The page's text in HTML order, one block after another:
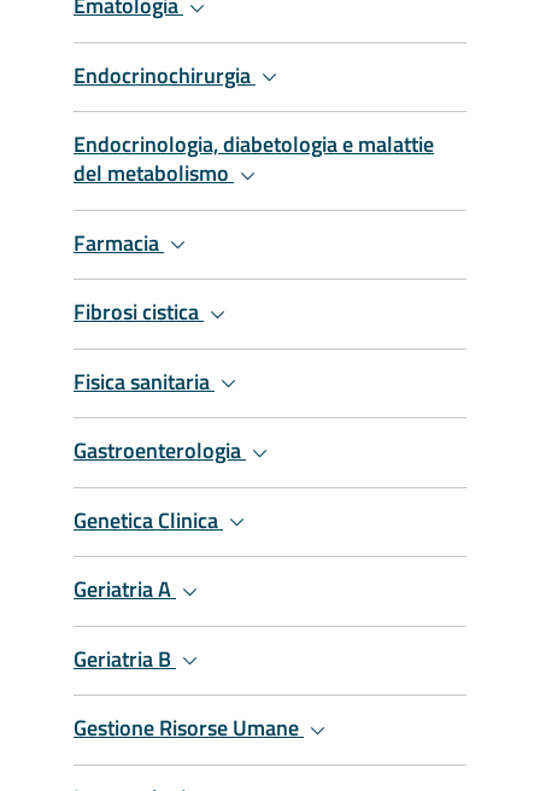
Endocrinochirurgia
Endocrinologia, diabetologia e malattie
del metabolismo
Farmacia
Fibrosi cistica
Fisica sanitaria
Gastroenterologia
Genetica Clinica
Geriatria A
Geriatria B
Gestione Risorse Umane